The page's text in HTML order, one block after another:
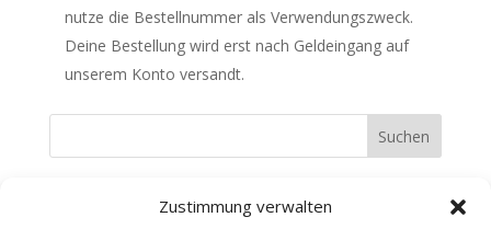
Zustimmung verwalten
nutze die Bestellnummer als Verwendungszweck.
Deine Bestellung wird erst nach Geldeingang auf
unserem Konto versandt.
Suchen
Recent Posts